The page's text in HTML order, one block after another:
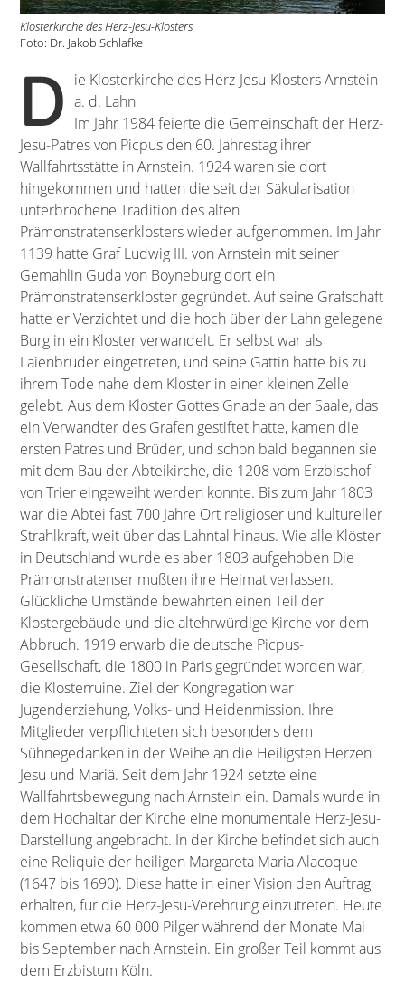
Klosterkirche des Herz-Jesu-Klosters
Foto: Dr. Jakob Schlafke
D ie Klosterkirche des Herz-Jesu-Klosters Arnstein
a. d. Lahn
Im Jahr 1984 feierte die Gemeinschaft der Herz-
Jesu-Patres von Picpus den 60. Jahrestag ihrer
Wallfahrtsstätte in Arnstein. 1924 waren sie dort
hingekommen und hatten die seit der Säkularisation
unterbrochene Tradition des alten
Prämonstratenserklosters wieder aufgenommen. Im Jahr
1139 hatte Graf Ludwig III. von Arnstein mit seiner
Gemahlin Guda von Boyneburg dort ein
Prämonstratenserkloster gegründet. Auf seine Grafschaft
hatte er Verzichtet und die hoch über der Lahn gelegene
Burg in ein Kloster verwandelt. Er selbst war als
Laienbruder eingetreten, und seine Gattin hatte bis zu
ihrem Tode nahe dem Kloster in einer kleinen Zelle
gelebt. Aus dem Kloster Gottes Gnade an der Saale, das
ein Verwandter des Grafen gestiftet hatte, kamen die
ersten Patres und Brüder, und schon bald begannen sie
mit dem Bau der Abteikirche, die 1208 vom Erzbischof
von Trier eingeweiht werden konnte. Bis zum Jahr 1803
war die Abtei fast 700 Jahre Ort religiöser und kultureller
Strahlkraft, weit über das Lahntal hinaus. Wie alle Klöster
in Deutschland wurde es aber 1803 aufgehoben Die
Prämonstratenser mußten ihre Heimat verlassen.
Glückliche Umstände bewahrten einen Teil der
Klostergebäude und die altehrwürdige Kirche vor dem
Abbruch. 1919 erwarb die deutsche Picpus-
Gesellschaft, die 1800 in Paris gegründet worden war,
die Klosterruine. Ziel der Kongregation war
Jugenderziehung, Volks- und Heidenmission. Ihre
Mitglieder verpflichteten sich besonders dem
Sühnegedanken in der Weihe an die Heiligsten Herzen
Jesu und Mariä. Seit dem Jahr 1924 setzte eine
Wallfahrtsbewegung nach Arnstein ein. Damals wurde in
dem Hochaltar der Kirche eine monumentale Herz-Jesu-
Darstellung angebracht. In der Kirche befindet sich auch
eine Reliquie der heiligen Margareta Maria Alacoque
(1647 bis 1690). Diese hatte in einer Vision den Auftrag
erhalten, für die Herz-Jesu-Verehrung einzutreten. Heute
kommen etwa 60 000 Pilger während der Monate Mai
bis September nach Arnstein. Ein großer Teil kommt aus
dem Erzbistum Köln.